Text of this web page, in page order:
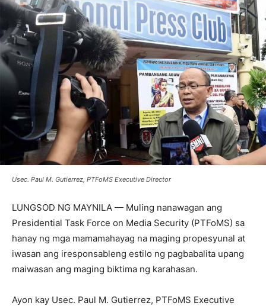
Usec. Paul M. Gutierrez, PTFoMS Executive Director
LUNGSOD NG MAYNILA — Muling nanawagan ang
Presidential Task Force on Media Security (PTFoMS) sa
hanay ng mga mamamahayag na maging propesyunal at
iwasan ang iresponsableng estilo ng pagbabalita upang
maiwasan ang maging biktima ng karahasan.
Ayon kay Usec. Paul M. Gutierrez, PTFoMS Executive